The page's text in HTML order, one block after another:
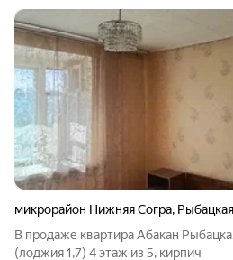
микрорайон Нижняя Согра,
В продаже квартира Абакан
(лоджия 1,7) 4 этаж из 5, кирпич